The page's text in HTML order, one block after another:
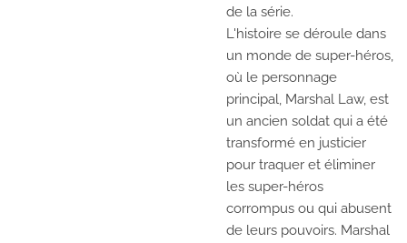
de la série.
L'histoire se déroule dans
un monde de super-héros,
où le personnage
principal, Marshal Law, est
un ancien soldat qui a été
transformé en justicier
pour traquer et éliminer
les super-héros
corrompus ou qui abusent
de leurs pouvoirs. Marshal